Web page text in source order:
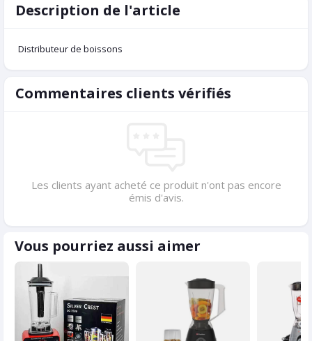
Description de l'article
Distributeur de boissons
Commentaires clients vérifiés
Les clients ayant acheté ce produit n'ont pas encore
émis d'avis.
Vous pourriez aussi aimer